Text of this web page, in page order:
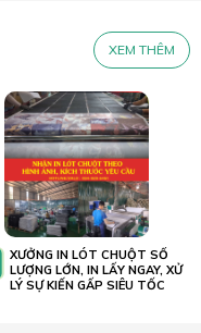
XEM THÊM
XƯỞNG IN LÓT CHUỘT SỐ
LƯỢNG LỚN, IN LẤY NGAY, XỬ
LÝ SỰ KIẾN GẤP SIÊU TỐC